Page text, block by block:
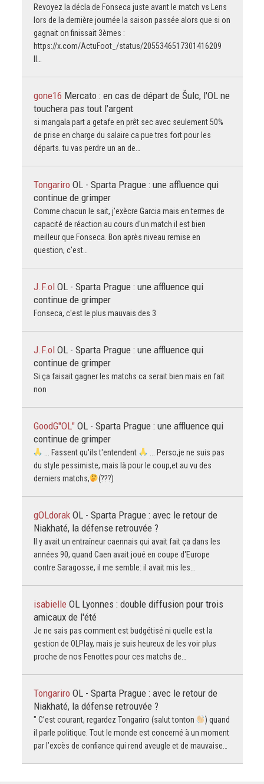
Revoyez la décla de Fonseca juste avant le match vs Lens
lors de la dernière journée la saison passée alors que si on
gagnait on finissait 3èmes :
https://x.com/ActuFoot_/status/2055346517301416209
Il…
gone16 Mercato : en cas de départ de Šulc, l'OL ne
touchera pas tout l'argent
si mangala part a getafe en prêt sec avec seulement 50%
de prise en charge du salaire ca pue tres fort pour les
départs. tu vas perdre un an de…
Tongariro OL - Sparta Prague : une affluence qui
continue de grimper
Comme chacun le sait, j'exècre Garcia mais en termes de
capacité de réaction au cours d'un match il est bien
meilleur que Fonseca. Bon après niveau remise en
question, c'est…
J.F.ol OL - Sparta Prague : une affluence qui
continue de grimper
Fonseca, c'est le plus mauvais des 3
J.F.ol OL - Sparta Prague : une affluence qui
continue de grimper
Si ça faisait gagner les matchs ca serait bien mais en fait
non
GoodG"OL" OL - Sparta Prague : une affluence qui
continue de grimper
... Fassent qu'ils t'entendent
... Perso,je ne suis pas
du style pessimiste, mais là pour le coup,et au vu des
derniers matchs,
(???)
gOLdorak OL - Sparta Prague : avec le retour de
Niakhaté, la défense retrouvée ?
Il y avait un entraîneur caennais qui avait fait ça dans les
années 90, quand Caen avait joué en coupe d'Europe
contre Saragosse, il me semble: il avait mis les…
isabielle OL Lyonnes : double diffusion pour trois
amicaux de l'été
Je ne sais pas comment est budgétisé ni quelle est la
gestion de OLPlay, mais je suis heureux de les voir plus
proche de nos Fenottes pour ces matchs de…
Tongariro OL - Sparta Prague : avec le retour de
Niakhaté, la défense retrouvée ?
" C’est courant, regardez Tongariro (salut tonton
) quand
il parle politique. Tout le monde est concerné à un moment
par l’excès de confiance qui rend aveugle et de mauvaise…